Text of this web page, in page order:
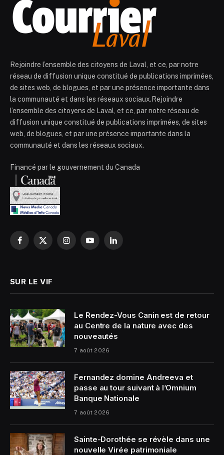
Rejoindre l’ensemble des citoyens de Laval, et ce, par notre
réseau de diffusion unique constitué de publications imprimées,
de sites web, de blogues, et par une présence importante dans
la communauté et dans les réseaux sociaux.Rejoindre
l’ensemble des citoyens de Laval, et ce, par notre réseau de
diffusion unique constitué de publications imprimées, de sites
web, de blogues, et par une présence importante dans la
communauté et dans les réseaux sociaux.
Financé par le gouvernement du Canada
Facebook
X
InstagramYouTubeLinkedIn
SUR LE VIF
Le Rendez-Vous Canin est de retour
au Centre de la nature avec des
nouveautés
7 août 2026
Fernandez domine Andreeva et
passe au tour suivant à l’Omnium
Banque Nationale
7 août 2026
Sainte-Dorothée se révèle dans une
nouvelle Virée patrimoniale